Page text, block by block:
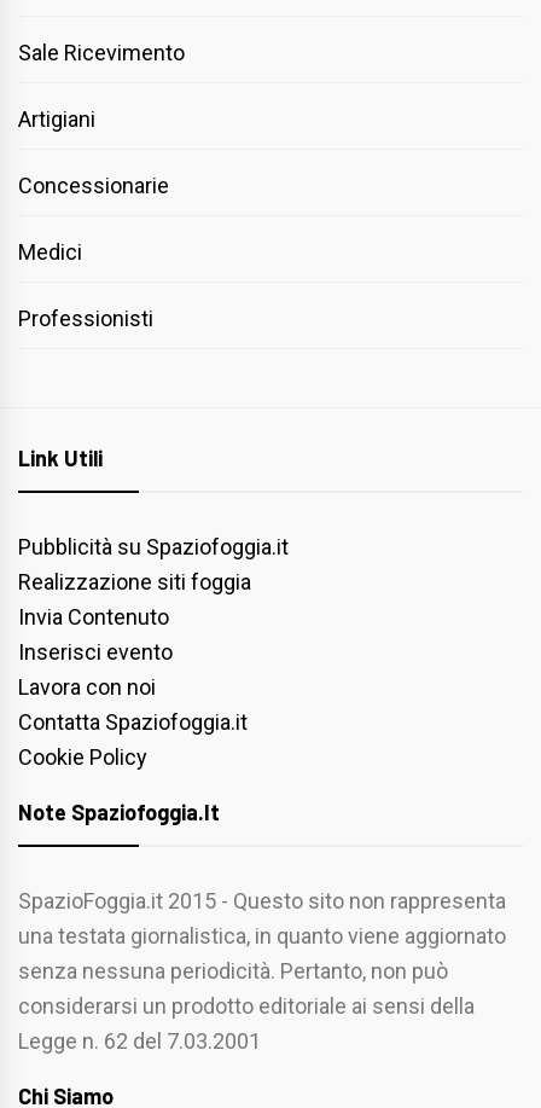
Sale Ricevimento
Artigiani
Concessionarie
Medici
Professionisti
Link Utili
Pubblicità su Spaziofoggia.it
Realizzazione siti foggia
Invia Contenuto
Inserisci evento
Lavora con noi
Contatta Spaziofoggia.it
Cookie Policy
Note Spaziofoggia.it
SpazioFoggia.it 2015 - Questo sito non rappresenta
una testata giornalistica, in quanto viene aggiornato
senza nessuna periodicità. Pertanto, non può
considerarsi un prodotto editoriale ai sensi della
Legge n. 62 del 7.03.2001
Chi Siamo